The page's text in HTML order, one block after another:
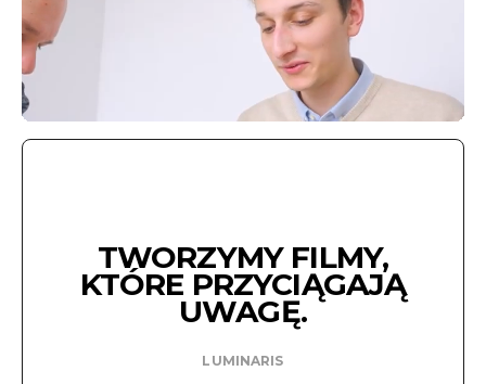
TWORZYMY FILMY,
KTÓRE PRZYCIĄGAJĄ
UWAGĘ.
LUMINARIS